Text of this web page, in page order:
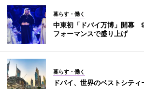
暮らす・働く
中東初「ドバイ万博」開幕
フォーマンスで盛り上げ
暮らす・働く
ドバイ、世界のベストシテ